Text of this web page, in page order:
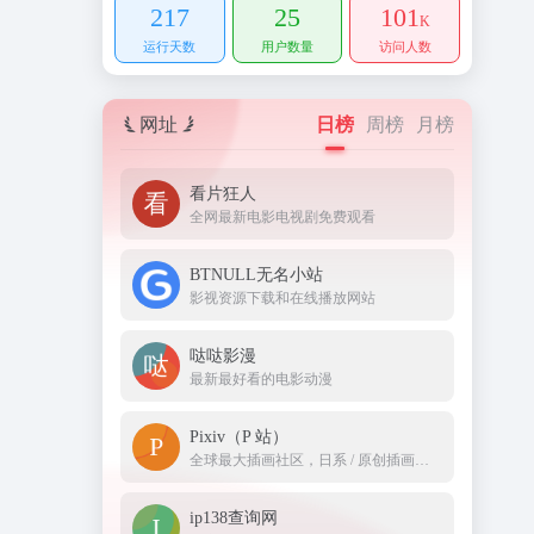
217
运行天数
25
用户数量
101K
访问人数
网址 日榜 周榜 月榜
看片狂人
全网最新电影电视剧免费观看
BTNULL无名小站
影视资源下载和在线播放网站
哒哒影漫
最新最好看的电影动漫
Pixiv（P 站）
ip138查询网